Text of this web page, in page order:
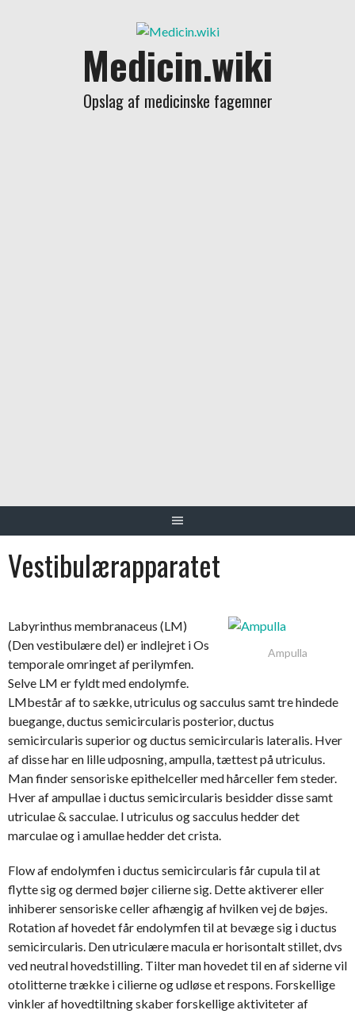
Medicin.wiki
Opslag af medicinske fagemner
Vestibulærapparatet
Ampulla
Labyrinthus membranaceus (LM)
(Den vestibulære del) er indlejret i Os
temporale omringet af perilymfen.
Selve LM er fyldt med endolymfe.
LMbestår af to sække, utriculus og sacculus samt tre hindede
buegange, ductus semicircularis posterior, ductus
semicircularis superior og ductus semicircularis lateralis. Hver
af disse har en lille udposning, ampulla, tættest på utriculus.
Man finder sensoriske epithelceller med hårceller fem steder.
Hver af ampullae i ductus semicircularis besidder disse samt
utriculae & sacculae. I utriculus og sacculus hedder det
marculae og i amullae hedder det crista.
Flow af endolymfen i ductus semicircularis får cupula til at
flytte sig og dermed bøjer cilierne sig. Dette aktiverer eller
inhiberer sensoriske celler afhængig af hvilken vej de bøjes.
Rotation af hovedet får endolymfen til at bevæge sig i ductus
semicircularis. Den utriculære macula er horisontalt stillet, dvs
ved neutral hovedstilling. Tilter man hovedet til en af siderne vil
otolitterne trække i cilierne og udløse et respons. Forskellige
vinkler af hovedtiltning skaber forskellige aktiviteter af